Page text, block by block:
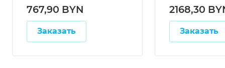
стали 1-секционная
ВМЛ 6/6
767,90 BYN
Заказать
стали 3-
ВМЛ 17/7
2168,30
Заказать